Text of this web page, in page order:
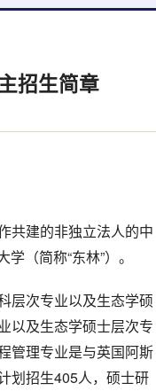
招生简章
共建的非独立法人的中
（简称“东林”）。
层次专业以及生态学硕
以及生态学硕士层次专
管理专业是与英国阿斯
划招生405人，硕士研